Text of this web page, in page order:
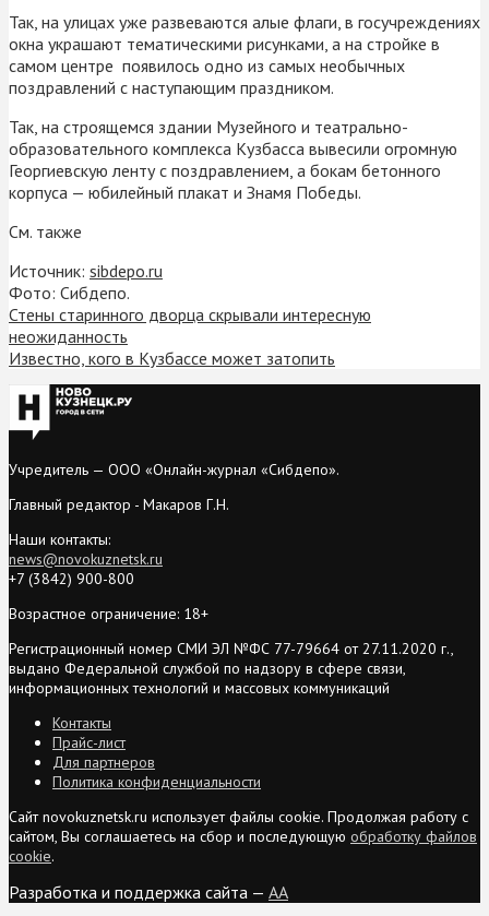
Так, на улицах уже развеваются алые флаги, в госучреждениях
окна украшают тематическими рисунками, а на стройке в
самом центре появилось одно из самых необычных
поздравлений с наступающим праздником.
Так, на строящемся здании Музейного и театрально-
образовательного комплекса Кузбасса вывесили огромную
Георгиевскую ленту с поздравлением, а бокам бетонного
корпуса — юбилейный плакат и Знамя Победы.
См. также
Источник: sibdepo.ru
Фото: Сибдепо.
Стены старинного дворца скрывали интересную
неожиданность
Известно, кого в Кузбассе может затопить
Учредитель — ООО «Онлайн-журнал «Сибдепо».
Главный редактор - Макаров Г.Н.
Наши контакты:
news@novokuznetsk.ru
+7 (3842) 900-800
Возрастное ограничение: 18+
Регистрационный номер СМИ ЭЛ №ФС 77-79664 от 27.11.2020 г.,
выдано Федеральной службой по надзору в сфере связи,
информационных технологий и массовых коммуникаций
Контакты
Прайс-лист
Для партнеров
Политика конфиденциальности
Сайт novokuznetsk.ru использует файлы cookie. Продолжая работу с
сайтом, Вы соглашаетесь на сбор и последующую обработку файлов
cookie.
Разработка и поддержка сайта — AA